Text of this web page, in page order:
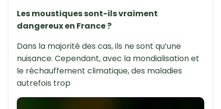
Les moustiques sont-ils vraiment
dangereux en France ?
Dans la majorité des cas, ils ne sont qu’une
nuisance. Cependant, avec la mondialisation et
le réchauffement climatique, des maladies
autrefois trop